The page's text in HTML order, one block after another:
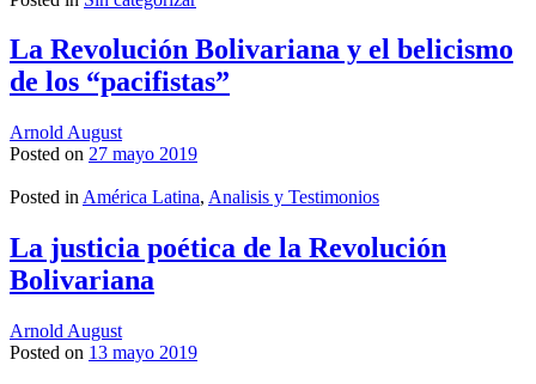
La Revolución Bolivariana y el belicismo
de los “pacifistas”
Arnold August
Posted on 27 mayo 2019
Posted in América Latina, Analisis y Testimonios
La justicia poética de la Revolución
Bolivariana
Arnold August
Posted on 13 mayo 2019